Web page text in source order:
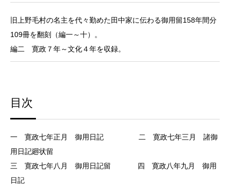
旧上野毛村の名主を代々勤めた田中家に伝わる御用留158年間分
109冊を翻刻（編一～十）。
編二 寛政７年～文化４年を収録。
目次
一 寛政七年正月 御用日記 二 寛政七年三月 諸御
用日記廻状留
三 寛政七年八月 御用日記留 四 寛政八年九月 御用
日記